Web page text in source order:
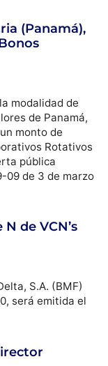
(Panamá),
modalidad de
de Panamá,
monto de
Rotativos
pública
09 de 3 de marzo
de VCN’s
S.A. (BMF)
será emitida el